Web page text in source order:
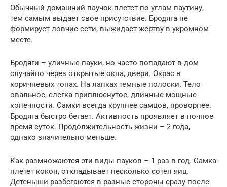
Обычный домашний паучок плетет по углам паутину,
тем самым выдает свое присутствие. Бродяга не
формирует ловчие сети, выжидает жертву в укромном
месте.
Бродяги – уличные пауки, но часто попадают в дом
случайно через открытые окна, двери. Окрас в
коричневых тонах. На лапках темные полоски. Тело
овальное, слегка приплюснутое, длинные мощные
конечности. Самки всегда крупнее самцов, проворнее.
Бродяга быстро бегает. Активность проявляет в ночное
время суток. Продолжительность жизни – 2 года,
однако значительно меньше.
Как размножаются эти виды пауков – 1 раз в год. Самка
плетет кокон, откладывает несколько сотен яиц.
Детеныши разбегаются в разные стороны сразу после